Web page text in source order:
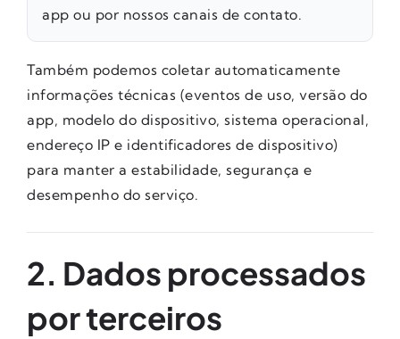
app ou por nossos canais de contato.
Também podemos coletar automaticamente
informações técnicas (eventos de uso, versão do
app, modelo do dispositivo, sistema operacional,
endereço IP e identificadores de dispositivo)
para manter a estabilidade, segurança e
desempenho do serviço.
2. Dados processados
por terceiros